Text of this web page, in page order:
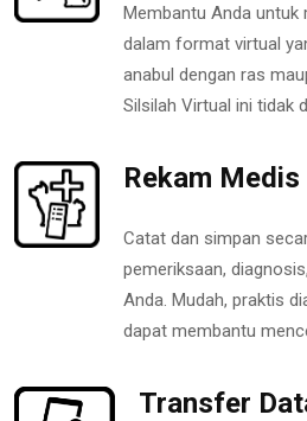
Membantu Anda untuk
dalam format virtual
anabul dengan ras
Silsilah Virtual ini tidak
Rekam Medis
Catat dan simpan
pemeriksaan,
Anda. Mudah, praktis
dapat membantu
Transfer